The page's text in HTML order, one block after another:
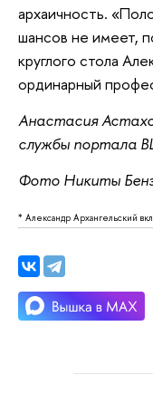
архаичность.
шансов не имеет,
круглого стола
ординарный
Анастасия
службы портала
Фото Никиты
* Александр Архангельский